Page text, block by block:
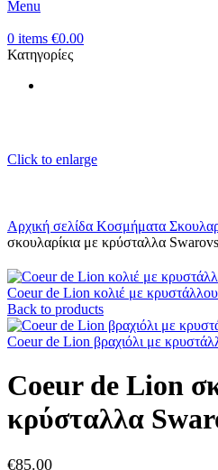
Menu
0 items €0.00
Κατηγορίες
Click to enlarge
Αρχική σελίδα Κοσμήματα
σκουλαρίκια με κρύσταλλα
Coeur de Lion κολιέ με
Back to products
Coeur de Lion βραχιόλι με
Coeur de Lion
κρύσταλλα
€85.00